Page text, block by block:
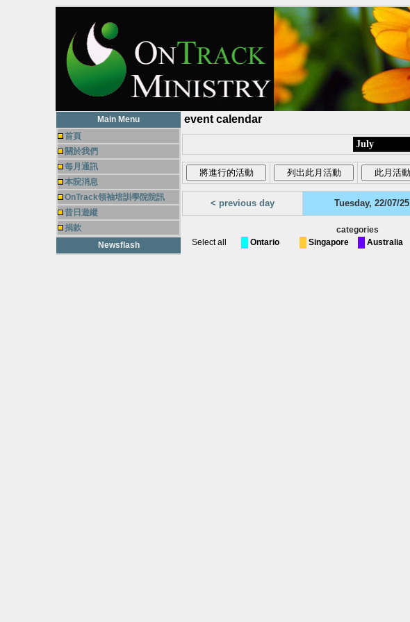
Main Menu
首頁
關於我們
每月通訊
本院消息
OnTrack領袖培訓學院院訊
昔日遊縱
捐款
Newsflash
event calendar
< previous day Tuesday, 22/07/25
categories
Select all
Ontario Singapore Australia